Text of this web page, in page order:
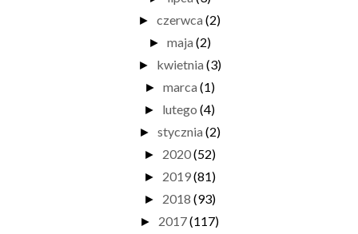
► czerwca (2)
► maja (2)
► kwietnia (3)
► marca (1)
► lutego (4)
► stycznia (2)
► 2020(52)
► 2019(81)
► 2018 (93)
► 2017(117)